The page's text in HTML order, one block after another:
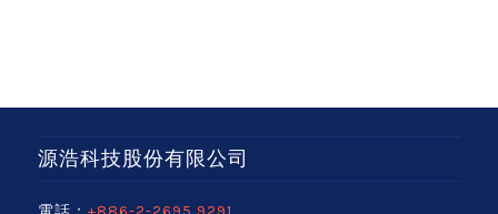
源浩科技股份有限公司